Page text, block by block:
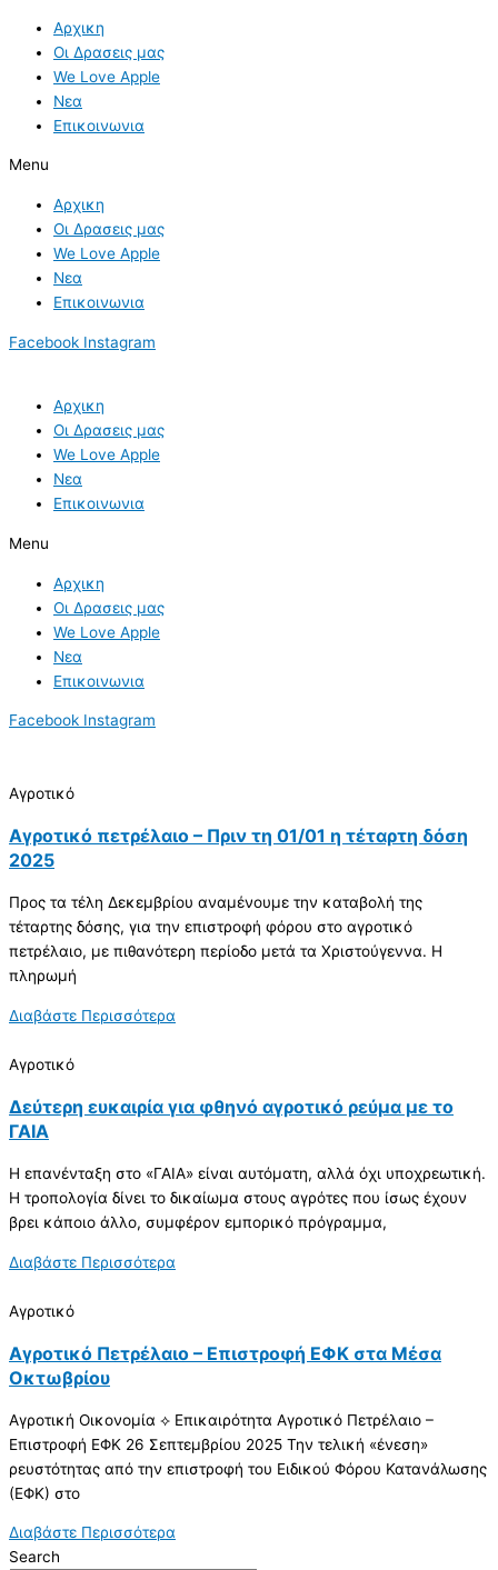
content
Αρχικη
Οι Δρασεις μας
We Love Apple
Νεα
Επικοινωνια
Menu
Αρχικη
Οι Δρασεις μας
We Love Apple
Νεα
Επικοινωνια
Facebook Instagram
Αρχικη
Οι Δρασεις μας
We Love Apple
Νεα
Επικοινωνια
Menu
Αρχικη
Οι Δρασεις μας
We Love Apple
Νεα
Επικοινωνια
Facebook Instagram
Αγροτικό
Αγροτικό πετρέλαιο – Πριν τη 01/01 η τέταρτη δόση
2025
Προς τα τέλη Δεκεμβρίου αναμένουμε την καταβολή της
τέταρτης δόσης, για την επιστροφή φόρου στο αγροτικό
πετρέλαιο, με πιθανότερη περίοδο μετά τα Χριστούγεννα. Η
πληρωμή
Διαβάστε Περισσότερα
Αγροτικό
Δεύτερη ευκαιρία για φθηνό αγροτικό ρεύμα με το
ΓΑΙΑ
Η επανένταξη στο «ΓΑΙΑ» είναι αυτόματη, αλλά όχι υποχρεωτική.
Η τροπολογία δίνει το δικαίωμα στους αγρότες που ίσως έχουν
βρει κάποιο άλλο, συμφέρον εμπορικό πρόγραμμα,
Διαβάστε Περισσότερα
Αγροτικό
Αγροτικό Πετρέλαιο – Επιστροφή ΕΦΚ στα Μέσα
Οκτωβρίου
Αγροτική Οικονομία ⟡ Επικαιρότητα Αγροτικό Πετρέλαιο –
Επιστροφή ΕΦΚ 26 Σεπτεμβρίου 2025 Την τελική «ένεση»
ρευστότητας από την επιστροφή του Ειδικού Φόρου Κατανάλωσης
(ΕΦΚ) στο
Διαβάστε Περισσότερα
Search